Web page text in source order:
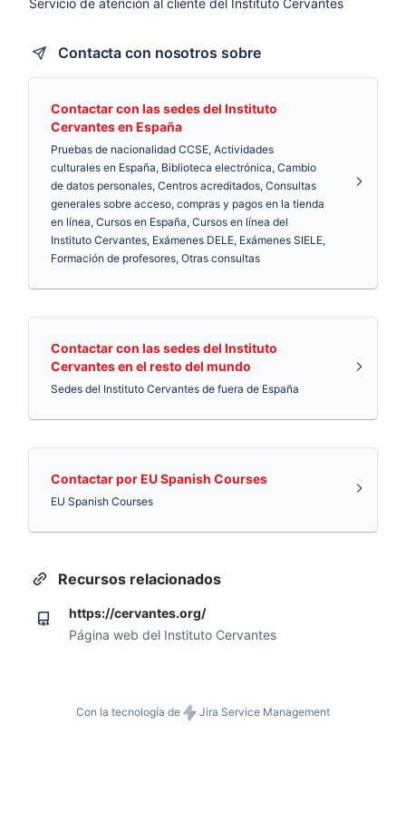
Servicio de atención al cliente del Instituto Cervantes
Contacta con nosotros sobre
Contactar con las sedes del Instituto
Cervantes en España
Pruebas de nacionalidad CCSE, Actividades
culturales en España, Biblioteca electrónica, Cambio
de datos personales, Centros acreditados, Consultas
generales sobre acceso, compras y pagos en la tienda
en línea, Cursos en España, Cursos en línea del
Instituto Cervantes, Exámenes DELE, Exámenes SIELE,
Formación de profesores, Otras consultas
Contactar con las sedes del Instituto
Cervantes en el resto del mundo
Sedes del Instituto Cervantes de fuera de España
Contactar por EU Spanish Courses
EU Spanish Courses
Recursos relacionados
https://cervantes.org/
Página web del Instituto Cervantes
Con la tecnología de Jira Service Management